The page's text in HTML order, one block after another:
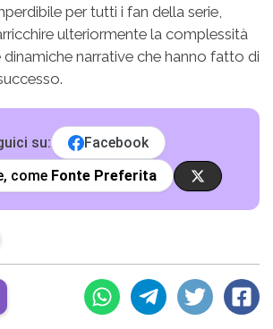
per tutti i fan della serie,
ulteriormente la complessità
dinamiche narrative che hanno fatto di
su:
Facebook
come Fonte Preferita